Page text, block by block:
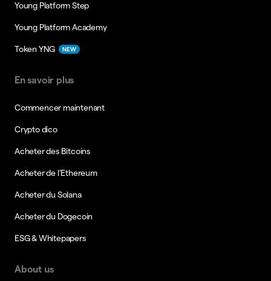
Young Platform Step
Young Platform Academy
Token YNG NEW
En savoir plus
Commencer maintenant
Crypto dico
Acheter des Bitcoins
Acheter de l’Ethereum
Acheter du Solana
Acheter du Dogecoin
ESG & Whitepapers
About us